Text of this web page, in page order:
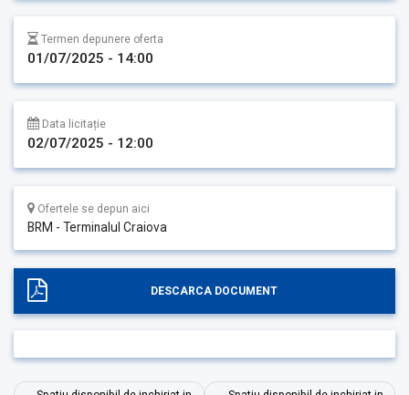
Termen depunere oferta
01/07/2025 - 14:00
Data licitație
02/07/2025 - 12:00
Ofertele se depun aici
BRM - Terminalul Craiova
DESCARCA DOCUMENT